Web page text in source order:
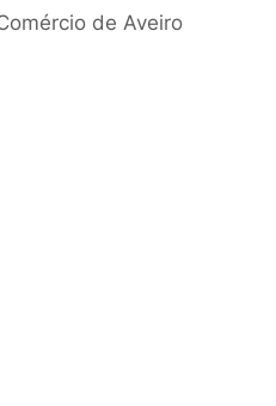
de Aveiro